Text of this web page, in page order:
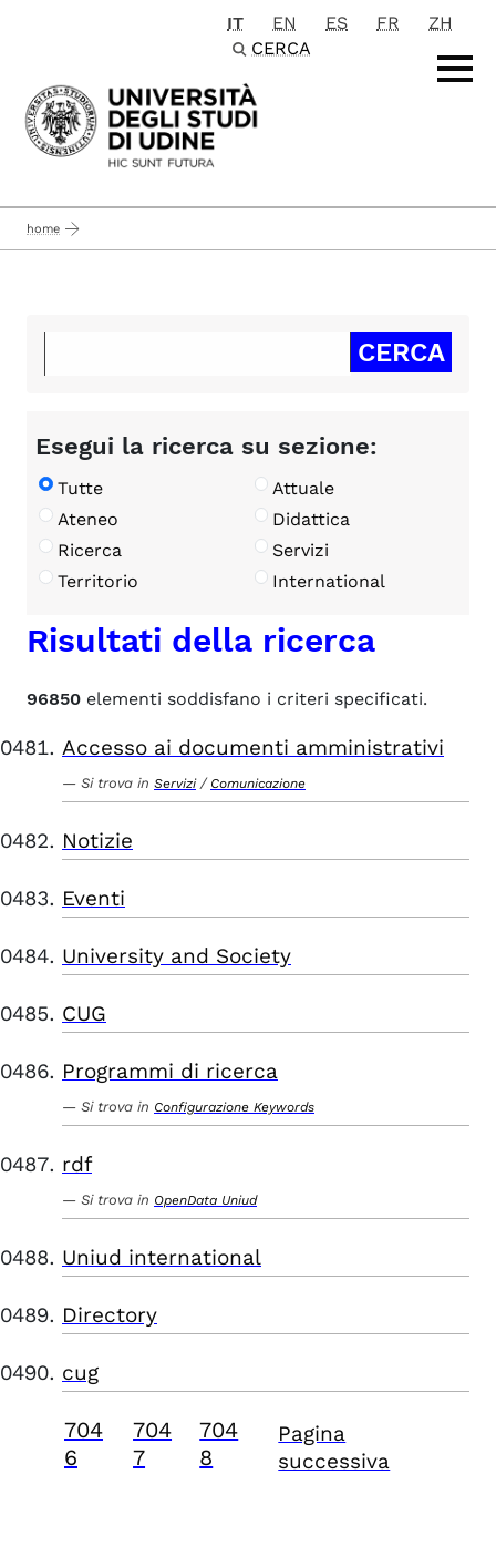
Passa al contenuto principale
IT EN ES FR
ZH
CERCA
home
Esegui la ricerca su sezione:
Tutte
Attuale
Ateneo
Didattica
Ricerca
Servizi
Territorio
International
Risultati della ricerca
96850 elementi soddisfano i criteri specificati.
Accesso ai documenti amministrativi
Si trova in Servizi / Comunicazione
Notizie
Eventi
University and Society
CUG
Programmi di ricerca
Si trova in Configurazione Keywords
rdf
Si trova in OpenData Uniud
Uniud international
Directory
cug
704
6
704
7
704
8
Pagina
successiva